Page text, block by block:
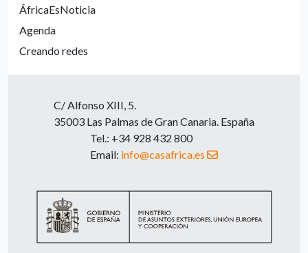
ÁfricaEsNoticia
Agenda
Creando redes
C/ Alfonso XIII, 5.
35003 Las Palmas de Gran Canaria. España
Tel.: +34 928 432 800
Email: info@casafrica.es